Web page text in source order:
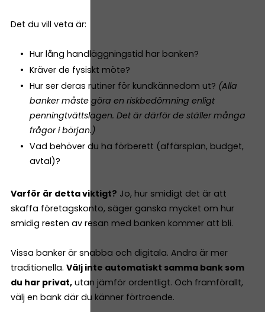
Det du vill veta är:
Hur lång handläggningstid har banken?
Kräver de fysiskt möte?
Hur ser deras rutiner för kundkännedom ut? (Alla
banker måste göra en riskbedömning enligt
penningtvättslagen. Det är därför de ställer många
frågor i början.)
Vad behöver du ha förberett (affärsplan, budget,
avtal)?
Varför är detta viktigt? Jo, hur smidigt det är att
skaffa företagskonto, säger ganska mycket om hur
smidig resten av resan med banken kommer att bli.
Vissa banker är snabba och digitala. Andra är mer
traditionella. Välj inte automatiskt samma bank som
du har privat, utan jämför ordentligt. Och framförallt,
välj en bank där du känner förtroende.